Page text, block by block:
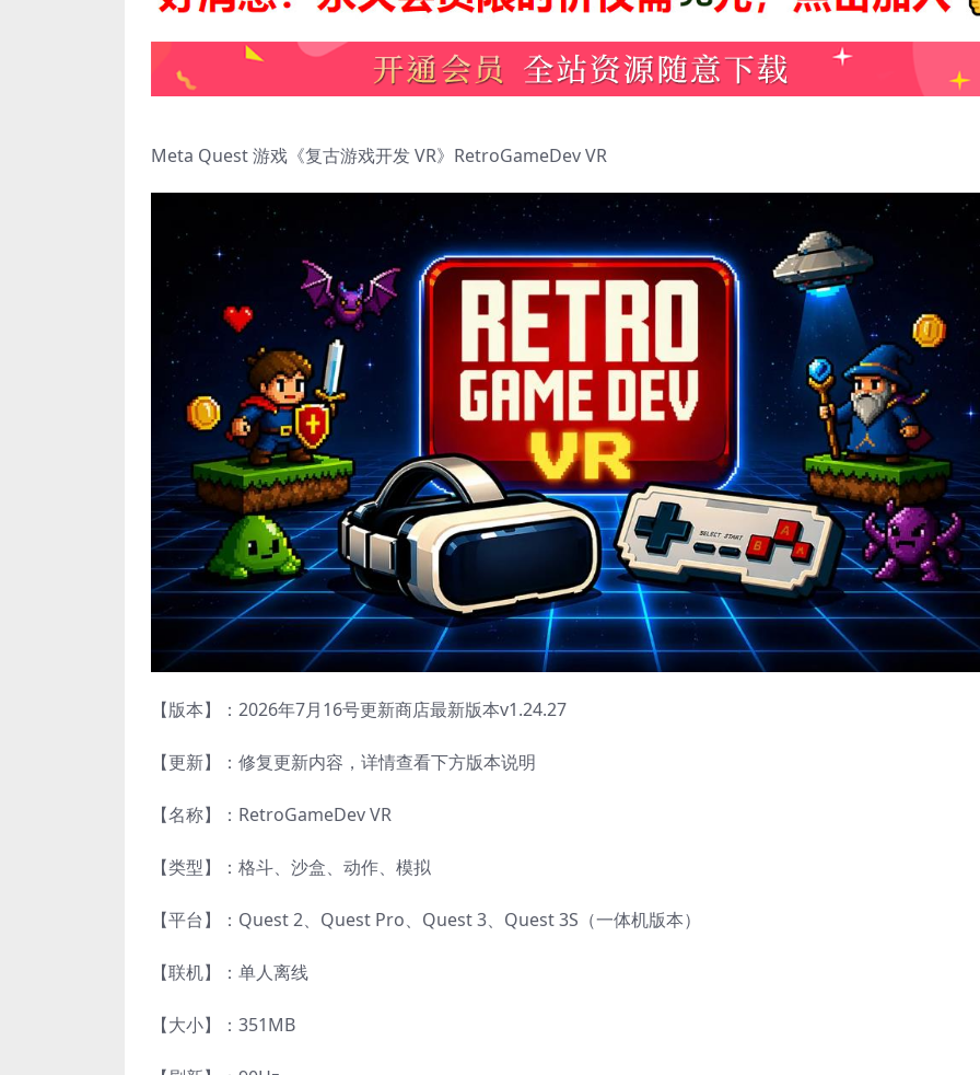
Meta Quest 游戏《复古游戏开发 VR》RetroGameDev VR
【版本】：2026年7月16号更新商店最新版本v1.24.27
【更新】：修复更新内容，详情查看下方版本说明
【名称】：RetroGameDev VR
【类型】：格斗、沙盒、动作、模拟
【平台】：Quest 2、Quest Pro、Quest 3、Quest 3S（一体机版本）
【联机】：单人离线
【大小】：351MB